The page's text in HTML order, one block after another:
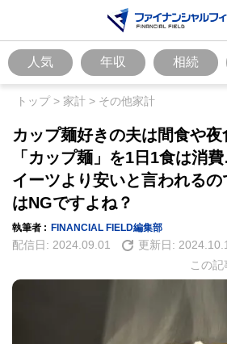
人気 年収 相続
トップ> 家計 > その他家計
カップ麺好きの夫は間食や夜
「カップ麺」を1日1食は消
イーツより安いと言われる
はNGですよね？
執筆者 : FINANCIAL FIELD編集部
配信日: 2024.09.01 更新日:
この記